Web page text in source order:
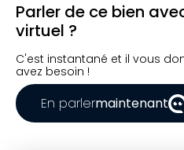
Parler de ce bien
virtuel ?
C'est instantané et il vous
avez besoin !
En parlermaintenant